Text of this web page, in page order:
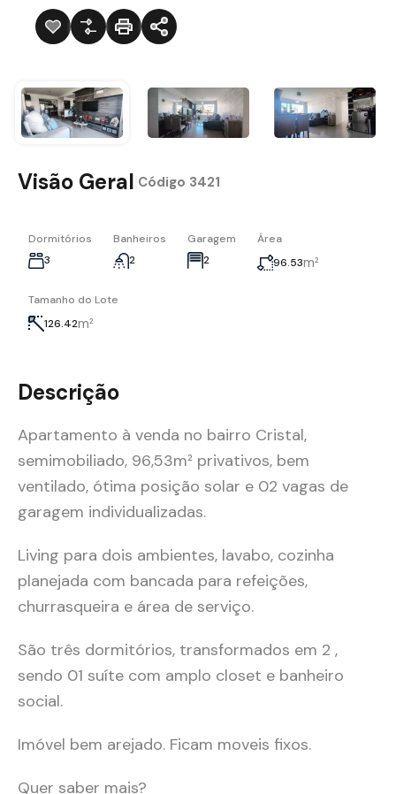
Visão Geral Código 3421
Dormitórios
3
Banheiros
2
Garagem
2
Área
96.53m²
Tamanho do Lote
126.42m²
Descrição
Apartamento à venda no bairro Cristal,
semimobiliado, 96,53m² privativos, bem
ventilado, ótima posição solar e 02 vagas de
garagem individualizadas.
Living para dois ambientes, lavabo, cozinha
planejada com bancada para refeições,
churrasqueira e área de serviço.
São três dormitórios, transformados em 2 ,
sendo 01 suíte com amplo closet e banheiro
social.
Imóvel bem arejado. Ficam moveis fixos.
Quer saber mais?